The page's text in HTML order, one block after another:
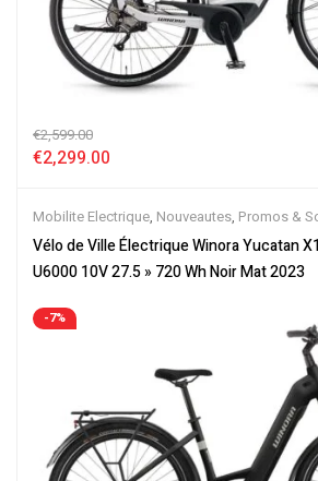
€2,599.00
€2,299.00
Mobilite Electrique, Nouveautes, Promos &
ville,Velos Electriques
Vélo de Ville Électrique Winora Yucatan
U6000 10V 27.5 » 720 Wh Noir Mat 2023
-7%